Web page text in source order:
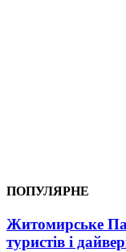
ПОПУЛЯРНЕ
Житомирське
туристів і